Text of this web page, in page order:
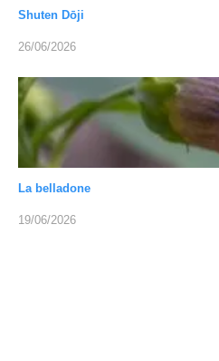
Shuten Dōji
26/06/2026
La belladone
19/06/2026